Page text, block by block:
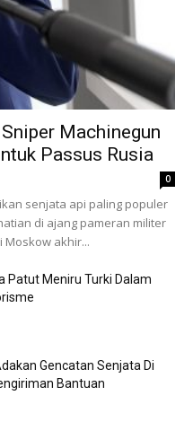
Machinegun
Passus Rusia
0
senjata api paling populer
di ajang pameran militer
Moskow akhir...
Patut Meniru Turki Dalam
Gencatan Senjata Di
Bantuan